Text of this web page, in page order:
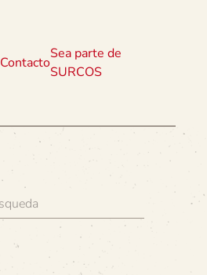
Contacto
Sea parte de
SURCOS